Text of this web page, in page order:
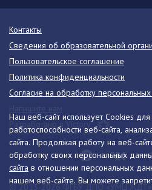
Наш веб-сайт использует Cookies
работоспособности веб-сайта,
сайта. Продолжая работу на веб-
обработку своих персональных
сайта в отношении персональных
нашем веб-сайте. Вы можете
© 2013-2026 ФГБУ ДПО «УМЦ ЖДТ»
Контакты
Сведения об образовательной
Пользовательское соглашение
Политика конфиденциальности
Согласие на обработку
Разработано в Victory